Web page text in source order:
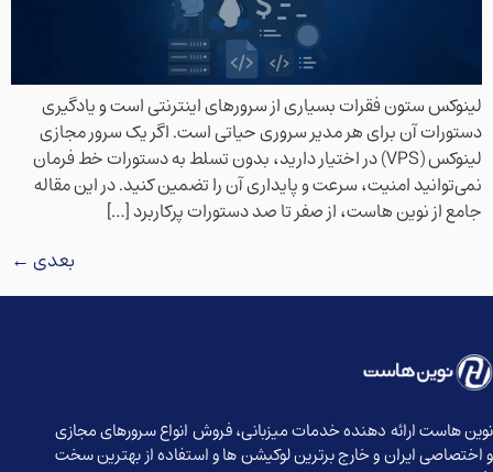
لینوکس ستون فقرات بسیاری از سرورهای اینترنتی است و یادگیری
دستورات آن برای هر مدیر سروری حیاتی است. اگر یک سرور مجازی
لینوکس (VPS) در اختیار دارید، بدون تسلط به دستورات خط فرمان
نمی‌توانید امنیت، سرعت و پایداری آن را تضمین کنید. در این مقاله
جامع از نوین هاست، از صفر تا صد دستورات پرکاربرد […]
بعدی←
نوین هاست ارائه دهنده خدمات میزبانی، فروش انواع سرورهای مجازی
و اختصاصی ایران و خارج برترین لوکیشن ها و استفاده از بهترین سخت